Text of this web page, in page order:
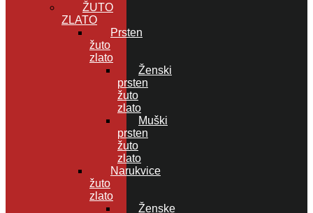
ŽUTO
ZLATO
Prsten
žuto
zlato
Ženski
prsten
žuto
zlato
Muški
prsten
žuto
zlato
Narukvice
žuto
zlato
Ženske